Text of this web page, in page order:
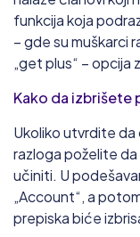
funkcija koja
– gde su muškarci
„get plus“ – opcija
Kako da izbrišete
Ukoliko utvrdite da
razloga poželite
učiniti. U
„Account“, a
prepiska biće